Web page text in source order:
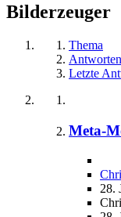
Bilderzeuger
Thema
Antworten
Letzte
Meta-
28.